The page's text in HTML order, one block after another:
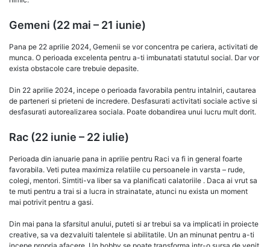
Gemeni (22 mai – 21 iunie)
Pana pe 22 aprilie 2024, Gemenii se vor concentra pe cariera, activitati de
munca. O perioada excelenta pentru a-ti imbunatati statutul social. Dar vor
exista obstacole care trebuie depasite.
Din 22 aprilie 2024, incepe o perioada favorabila pentru intalniri, cautarea
de parteneri si prieteni de incredere. Desfasurati activitati sociale active si
desfasurati autorealizarea sociala. Poate dobandirea unui lucru mult dorit.
Rac (22 iunie – 22 iulie)
Perioada din ianuarie pana in aprilie pentru Raci va fi in general foarte
favorabila. Veti putea maximiza relatiile cu persoanele in varsta – rude,
colegi, mentori. Simtiti-va liber sa va planificati calatoriile . Daca ai vrut sa
te muti pentru a trai si a lucra in strainatate, atunci nu exista un moment
mai potrivit pentru a gasi.
Din mai pana la sfarsitul anului, puteti si ar trebui sa va implicati in proiecte
creative, sa va dezvaluiti talentele si abilitatile. Un an minunat pentru a-ti